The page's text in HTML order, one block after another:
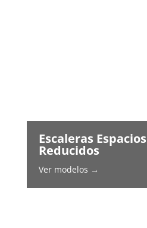
Escaleras Espacios
Reducidos
Ver modelos →